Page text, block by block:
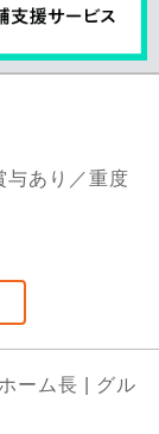
与あり／重度
ーム長 | グル